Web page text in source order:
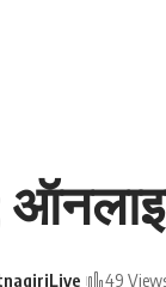
;
49